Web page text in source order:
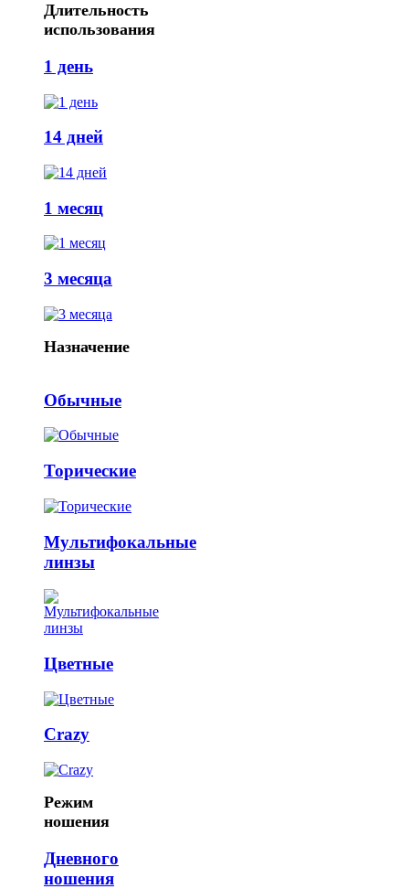
Длительность
использования
1 день
14 дней
1 месяц
3 месяца
Назначение
Обычные
Торические
Мультифокальные
линзы
Цветные
Crazy
Режим
ношения
Дневного
ношения